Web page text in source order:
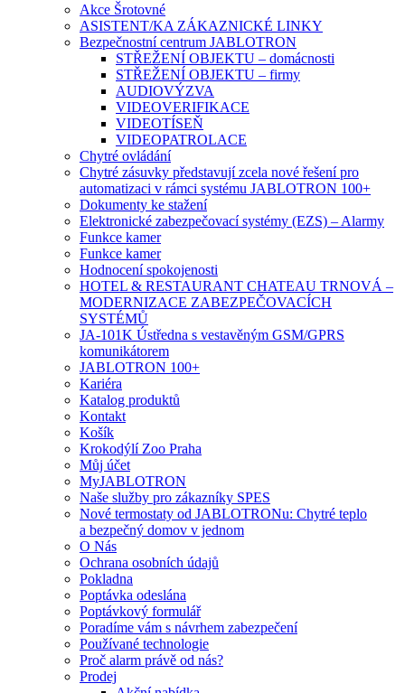
Akce Šrotovné
ASISTENT/KA ZÁKAZNICKÉ LINKY
Bezpečnostní centrum JABLOTRON
STŘEŽENÍ OBJEKTU – domácnosti
STŘEŽENÍ OBJEKTU – firmy
AUDIOVÝZVA
VIDEOVERIFIKACE
VIDEOTÍSEŇ
VIDEOPATROLACE
Chytré ovládání
Chytré zásuvky představují zcela nové řešení pro
automatizaci v rámci systému JABLOTRON 100+
Dokumenty ke stažení
Elektronické zabezpečovací systémy (EZS) – Alarmy
Funkce kamer
Funkce kamer
Hodnocení spokojenosti
HOTEL & RESTAURANT CHATEAU TRNOVÁ –
MODERNIZACE ZABEZPEČOVACÍCH
SYSTÉMŮ
JA-101K Ústředna s vestavěným GSM/GPRS
komunikátorem
JABLOTRON 100+
Kariéra
Katalog produktů
Kontakt
Košík
Krokodýlí Zoo Praha
Můj účet
MyJABLOTRON
Naše služby pro zákazníky SPES
Nové termostaty od JABLOTRONu: Chytré teplo
a bezpečný domov v jednom
O Nás
Ochrana osobních údajů
Pokladna
Poptávka odeslána
Poptávkový formulář
Poradíme vám s návrhem zabezpečení
Používané technologie
Proč alarm právě od nás?
Prodej